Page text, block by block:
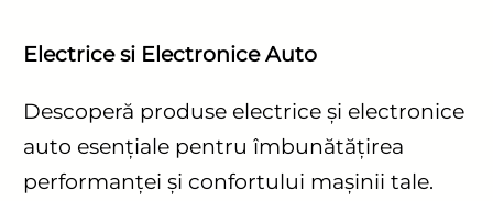
Electrice si Electronice Auto
Descoperă produse electrice și electronice
auto esențiale pentru îmbunătățirea
performanței și confortului mașinii tale.